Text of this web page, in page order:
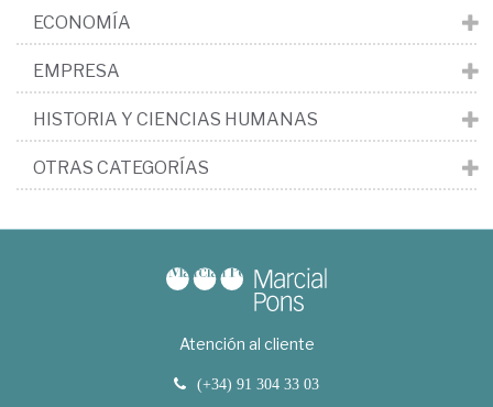
ECONOMÍA
EMPRESA
HISTORIA Y CIENCIAS HUMANAS
OTRAS CATEGORÍAS
Atención al cliente
(+34) 91 304 33 03